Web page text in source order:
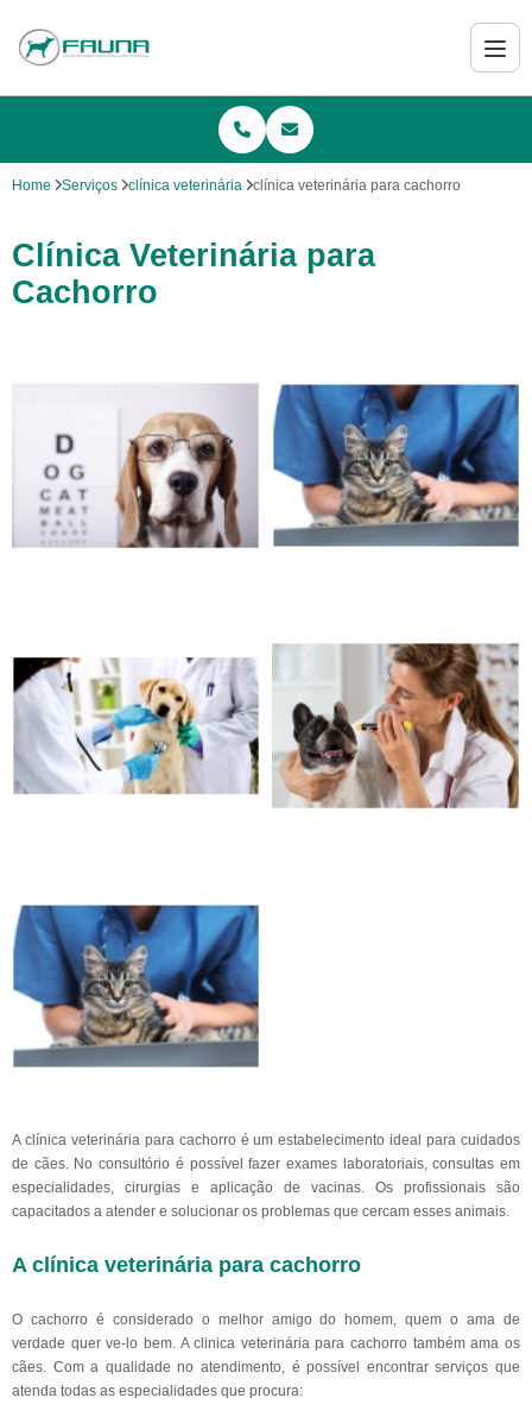
Home Serviços clínica veterinária clínica veterinária para cachorro
Clínica Veterinária para
Cachorro
A clínica veterinária para cachorro é um estabelecimento ideal para cuidados
de cães. No consultório é possível fazer exames laboratoriais, consultas em
especialidades, cirurgias e aplicação de vacinas. Os profissionais são
capacitados a atender e solucionar os problemas que cercam esses animais.
A clínica veterinária para cachorro
O cachorro é considerado o melhor amigo do homem, quem o ama de
verdade quer ve-lo bem. A clinica veterinária para cachorro também ama os
cães. Com a qualidade no atendimento, é possível encontrar serviços que
atenda todas as especialidades que procura: